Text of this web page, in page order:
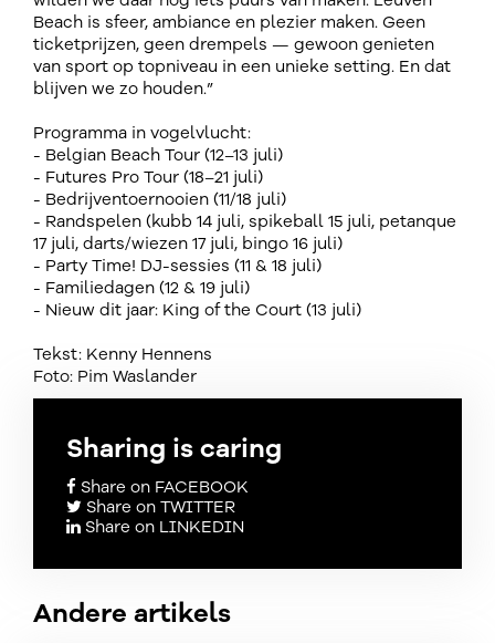
Beach is sfeer, ambiance en plezier maken. Geen
ticketprijzen, geen drempels — gewoon genieten
van sport op topniveau in een unieke setting. En dat
blijven we zo houden.”
Programma in vogelvlucht:
- Belgian Beach Tour (12–13 juli)
- Futures Pro Tour (18–21 juli)
- Bedrijventoernooien (11/18 juli)
- Randspelen (kubb 14 juli, spikeball 15 juli, petanque
17 juli, darts/wiezen 17 juli, bingo 16 juli)
- Party Time! DJ-sessies (11 & 18 juli)
- Familiedagen (12 & 19 juli)
- Nieuw dit jaar: King of the Court (13 juli)
Tekst: Kenny Hennens
Foto: Pim Waslander
Sharing is caring
Share on FACEBOOK
Share on TWITTER
Share on LINKEDIN
Andere artikels